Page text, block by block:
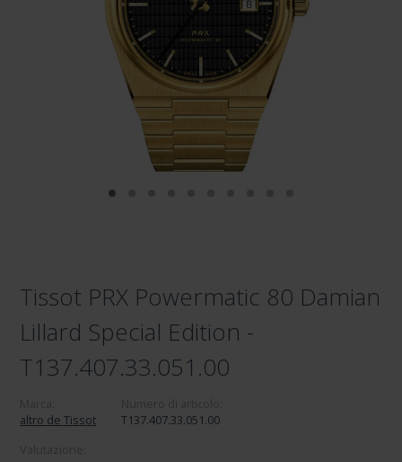
Tissot PRX Powermatic 80 Damian
Lillard Special Edition -
T137.407.33.051.00
altro de Tissot
T137.407.33.051.00